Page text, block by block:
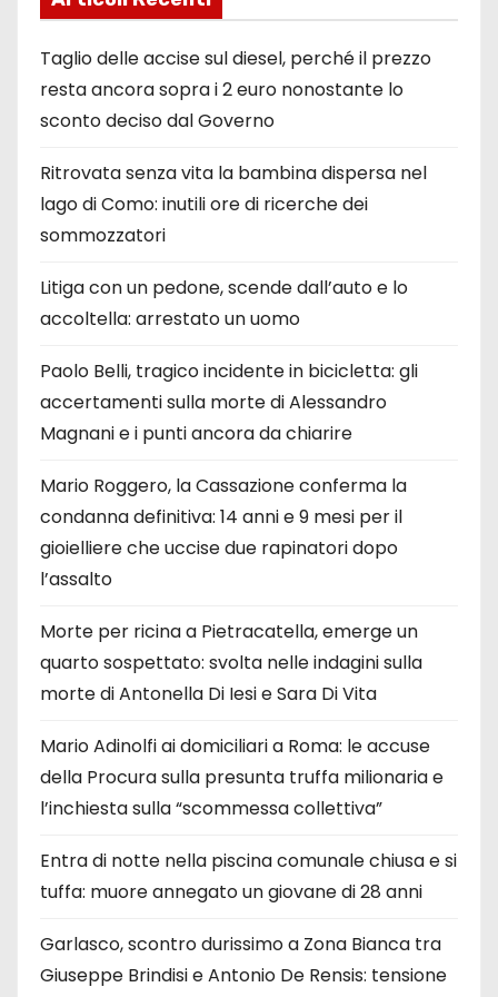
Taglio delle accise sul diesel, perché il prezzo
resta ancora sopra i 2 euro nonostante lo
sconto deciso dal Governo
Ritrovata senza vita la bambina dispersa nel
lago di Como: inutili ore di ricerche dei
sommozzatori
Litiga con un pedone, scende dall’auto e lo
accoltella: arrestato un uomo
Paolo Belli, tragico incidente in bicicletta: gli
accertamenti sulla morte di Alessandro
Magnani e i punti ancora da chiarire
Mario Roggero, la Cassazione conferma la
condanna definitiva: 14 anni e 9 mesi per il
gioielliere che uccise due rapinatori dopo
l’assalto
Morte per ricina a Pietracatella, emerge un
quarto sospettato: svolta nelle indagini sulla
morte di Antonella Di Iesi e Sara Di Vita
Mario Adinolfi ai domiciliari a Roma: le accuse
della Procura sulla presunta truffa milionaria e
l’inchiesta sulla “scommessa collettiva”
Entra di notte nella piscina comunale chiusa e si
tuffa: muore annegato un giovane di 28 anni
Garlasco, scontro durissimo a Zona Bianca tra
Giuseppe Brindisi e Antonio De Rensis: tensione